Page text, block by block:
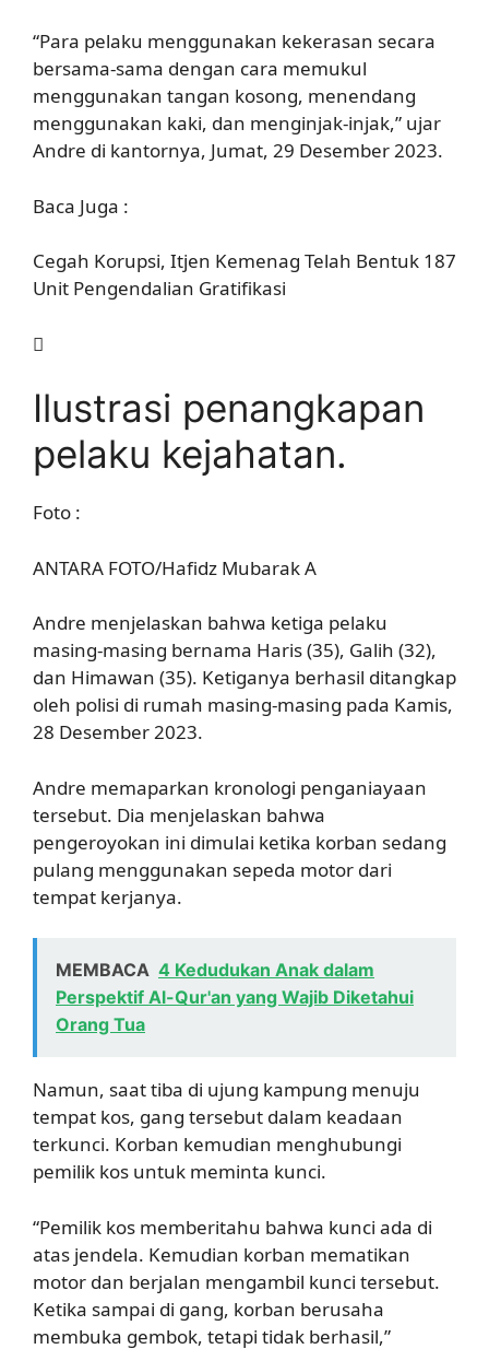
“Para pelaku menggunakan kekerasan secara
bersama-sama dengan cara memukul
menggunakan tangan kosong, menendang
menggunakan kaki, dan menginjak-injak,” ujar
Andre di kantornya, Jumat, 29 Desember 2023.
Baca Juga :
Cegah Korupsi, Itjen Kemenag Telah Bentuk 187
Unit Pengendalian Gratifikasi

Ilustrasi penangkapan
pelaku kejahatan.
Foto :
ANTARA FOTO/Hafidz Mubarak A
Andre menjelaskan bahwa ketiga pelaku
masing-masing bernama Haris (35), Galih (32),
dan Himawan (35). Ketiganya berhasil ditangkap
oleh polisi di rumah masing-masing pada Kamis,
28 Desember 2023.
Andre memaparkan kronologi penganiayaan
tersebut. Dia menjelaskan bahwa
pengeroyokan ini dimulai ketika korban sedang
pulang menggunakan sepeda motor dari
tempat kerjanya.
MEMBACA 4 Kedudukan Anak dalam
Perspektif Al-Qur'an yang Wajib Diketahui
Orang Tua
Namun, saat tiba di ujung kampung menuju
tempat kos, gang tersebut dalam keadaan
terkunci. Korban kemudian menghubungi
pemilik kos untuk meminta kunci.
“Pemilik kos memberitahu bahwa kunci ada di
atas jendela. Kemudian korban mematikan
motor dan berjalan mengambil kunci tersebut.
Ketika sampai di gang, korban berusaha
membuka gembok, tetapi tidak berhasil,”